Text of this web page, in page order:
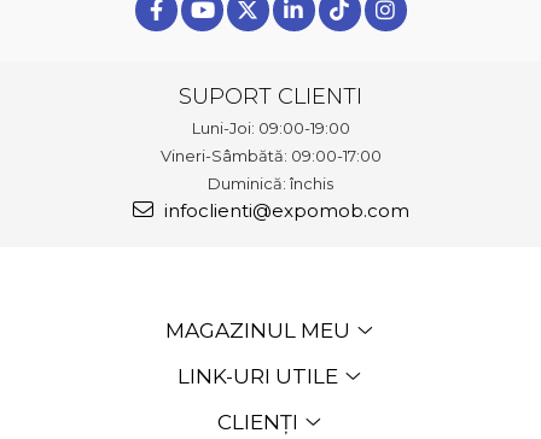
SUPORT CLIENTI
Luni-Joi: 09:00-19:00
Vineri-Sâmbătă: 09:00-17:00
Duminică: închis
infoclienti@expomob.com
MAGAZINUL MEU
LINK-URI UTILE
CLIENȚI